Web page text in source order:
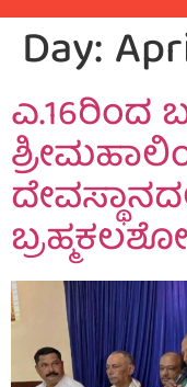
Day:
ಎ.16ರಿಂದ